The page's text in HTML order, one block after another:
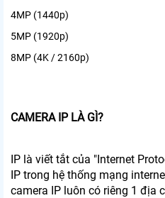
4MP (1440p)
5MP (1920p)
8MP (4K / 2160p)
CAMERA IP LÀ GÌ?
IP là viết tắt của "Internet
IP trong hệ thống mạng
camera IP luôn có riêng 1 địa